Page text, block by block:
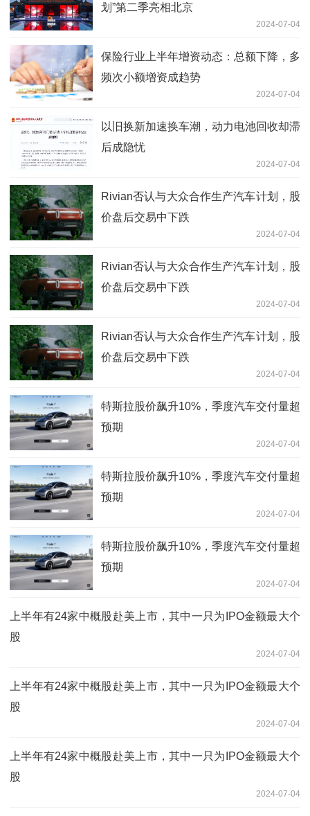
划”第二季亮相北京
2024-07-04
保险行业上半年增资动态：总额下降，多
频次小额增资成趋势
2024-07-04
以旧换新加速换车潮，动力电池回收却滞
后成隐忧
2024-07-04
Rivian否认与大众合作生产汽车计划，股
价盘后交易中下跌
2024-07-04
Rivian否认与大众合作生产汽车计划，股
价盘后交易中下跌
2024-07-04
Rivian否认与大众合作生产汽车计划，股
价盘后交易中下跌
2024-07-04
特斯拉股价飙升10%，季度汽车交付量超
预期
2024-07-04
特斯拉股价飙升10%，季度汽车交付量超
预期
2024-07-04
特斯拉股价飙升10%，季度汽车交付量超
预期
2024-07-04
上半年有24家中概股赴美上市，其中一只为IPO金额最大个
股
2024-07-04
上半年有24家中概股赴美上市，其中一只为IPO金额最大个
股
2024-07-04
上半年有24家中概股赴美上市，其中一只为IPO金额最大个
股
2024-07-04